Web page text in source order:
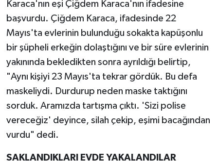
Karaca'nın eşi Çiğdem Karaca'nın ifadesine
başvurdu. Çiğdem Karaca, ifadesinde 22
Mayıs'ta evlerinin bulunduğu sokakta kapüşonlu
bir şüpheli erkeğin dolaştığını ve bir süre evlerinin
yakınında bekledikten sonra ayrıldığı belirtip,
"Aynı kişiyi 23 Mayıs'ta tekrar gördük. Bu defa
maskeliydi. Durdurup neden maske taktığını
sorduk. Aramızda tartışma çıktı. 'Sizi polise
vereceğiz' deyince, silah çekip, eşimi bacağından
vurdu" dedi.
SAKLANDIKLARI EVDE YAKALANDILAR